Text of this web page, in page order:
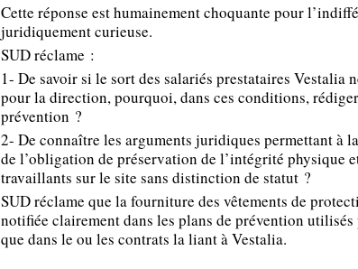
Cette réponse est humainement choquante pour
juridiquement curieuse.
SUD réclame :
1- De savoir si le sort des salariés prestataires Vestalia
pour la direction, pourquoi, dans ces conditions,
prévention ?
2- De connaître les arguments juridiques permettant à la
de l’obligation de préservation de l’intégrité physique et
travaillants sur le site sans distinction de statut ?
SUD réclame que la fourniture des vêtements de
notifiée clairement dans les plans de prévention utilisés
que dans le ou les contrats la liant à Vestalia.